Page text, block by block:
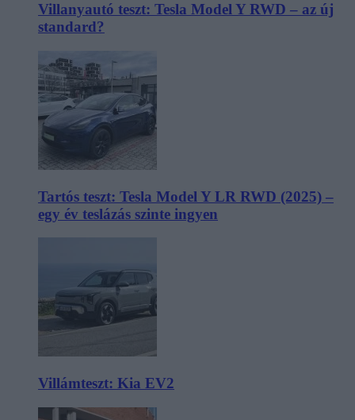
Villanyautó teszt: Tesla Model Y RWD – az új
standard?
Tartós teszt: Tesla Model Y LR RWD (2025) –
egy év teslázás szinte ingyen
Villámteszt: Kia EV2